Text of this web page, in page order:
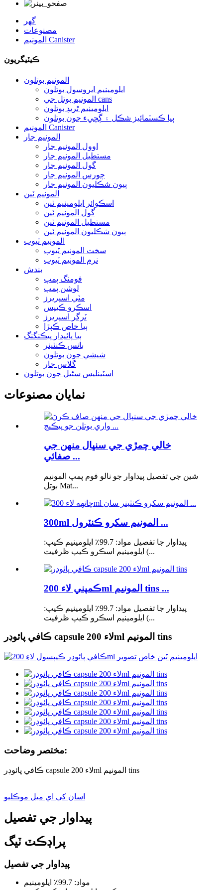
گهر
مصنوعات
المونيم Canister
ڪيٽيگريون
المونيم بوتلون
ايلومينيم ايروسول بوتلون
المونيم بوتل جي cans
ايلومينيم ٿريڊ بوتلون
ٻيا ڪسٽمائيز شڪل ۽ ڳچيء جون بوتلون
المونيم Canister
المونيم جار
اوول المونيم جار
مستطيل المونيم جار
گول المونيم جار
چورس المونيم جار
ٻيون شڪليون المونيم جار
المونيم ٽين
اسڪوائر ايلومينيم ٽين
گول المونيم ٽين
مستطيل المونيم ٽين
ٻيون شڪليون المونيم ٽين
المونيم ٽيوب
سخت المونيم ٽيوب
نرم المونيم ٽيوب
بندش
فومنگ پمپ
لوشن پمپ
مٽي اسپريرز
اسڪرو ڪيپس
ٽرگر اسپريرز
ٻيا خاص ڪپڙا
ٻيا پائيدار پيڪنگنگ
بانس ڪنٽينر
شيشي جون بوتلون
گلاس جار
اسٽينلیس سٹیل جون بوتلون
نمايان مصنوعات
خالي چمڙي جي سنڀال منهن جي
صفائي ...
شين جي تفصيل پيداوار جو نالو فوم پمپ المونيم
بوتل Mat...
300ml المونيم سکرو ڪنٽرول ...
پيداوار جا تفصيل مواد: 99.7٪ ايلومينيم ڪيپ:
ايلومينيم اسڪرو ڪيپ ظرفيت (...
ڪمپني لاء 200ml المونيم tins ...
پيداوار جا تفصيل مواد: 99.7٪ ايلومينيم ڪيپ:
ايلومينيم اسڪرو ڪيپ ظرفيت (...
ڪافي پائوڊر capsule لاء 200ml المونيم tins
مختصر وضاحت:
ڪافي پائوڊر capsule لاء 200ml المونيم tins
اسان کي اي ميل موڪليو
پيداوار جي تفصيل
پراڊڪٽ ٽيگ
پيداوار جي تفصيل
مواد: 99.7٪ ايلومينيم